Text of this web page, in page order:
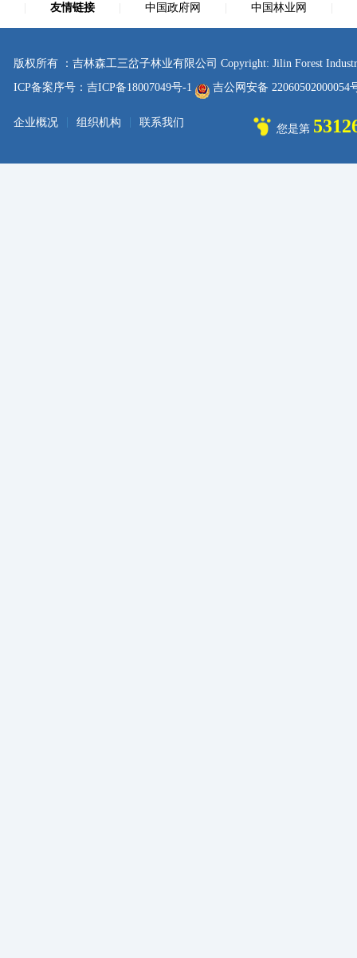
友情链接 中国政府网 中国林业网
版权所有 ：吉林森工三岔子林业有限公司 Copyright: Jilin Forest
ICP备案序号：吉ICP备18007049号-1
吉公网安备 22060502000054
企业概况 组织机构 联系我们
您是第